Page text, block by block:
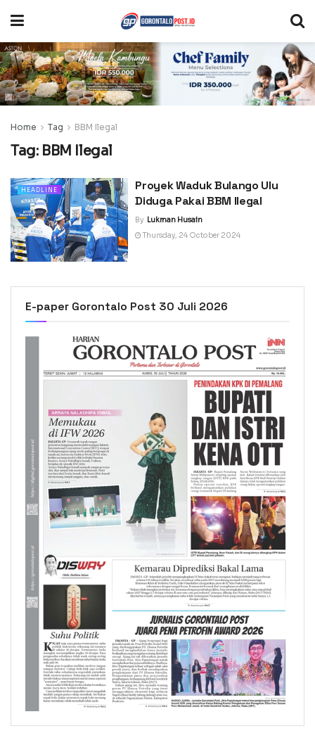
Home Tag BBM Ilegal
Tag: BBM Ilegal
HEADLINE
Proyek Waduk Bulango Ulu
Diduga Pakai BBM Ilegal
By Lukman Husain
Thursday, 24 October 2024
E-paper Gorontalo Post 30 Juli 2026